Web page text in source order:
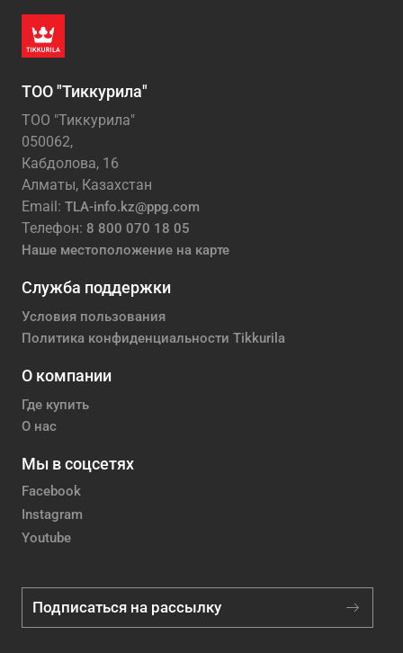
ТОО "Тиккурила"
ТОО "Тиккурила"
050062,
Кабдолова, 16
Алматы, Казахстан
Email: TLA-info.kz@ppg.com
Телефон: 8 800 070 18 05
Наше местоположение на карте
Служба поддержки
Условия пользования
Политика конфиденциальности Tikkurila
О компании
Где купить
О нас
Мы в соцсетях
Facebook
Instagram
Youtube
Подписаться на рассылку